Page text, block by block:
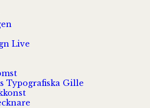
Live
Typografiska Gille